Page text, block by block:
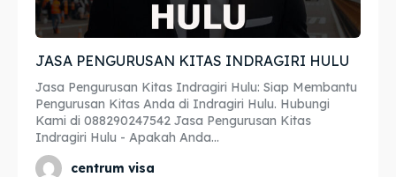
Asuransi
Asuransi
JASA PENGURUSAN KITAS INDRAGIRI HULU
Jasa Pengurusan Kitas Indragiri Hulu: Siap Membantu
Pengurusan Kitas Anda di Indragiri Hulu. Hubungi
Kami di 088290247542 Jasa Pengurusan Kitas
Indragiri Hulu - Apakah Anda...
centrum visa